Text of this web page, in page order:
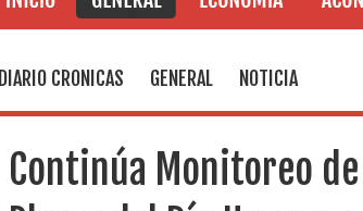
DIARIO CRONICAS GENERAL NOTICIA
Continúa Monitoreo